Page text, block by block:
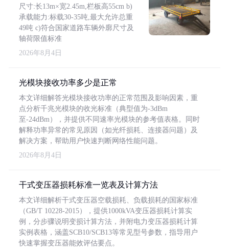
尺寸:长13m×宽2.45m,栏板高55cm b)
承载能力:标载30-35吨,最大允许总重
49吨 c)符合国家道路车辆外廓尺寸及
轴荷限值标准
2026年8月4日
光模块接收功率多少是正常
本文详细解答光模块接收功率的正常范围及影响因素，重
点分析千兆光模块的收光标准（典型值为-3dBm
至-24dBm），并提供不同速率光模块的参考值表格。同时
解释功率异常的常见原因（如光纤损耗、连接器问题）及
解决方案，帮助用户快速判断网络性能问题。
2026年8月4日
干式变压器损耗标准一览表及计算方法
本文详细解析干式变压器空载损耗、负载损耗的国家标准
（GB/T 10228-2015），提供1000kVA变压器损耗计算实
例，分步骤说明变损计算方法，并附电力变压器损耗计算
实例表格，涵盖SCB10/SCB13等常见型号参数，指导用户
快速掌握变压器能效评估要点。